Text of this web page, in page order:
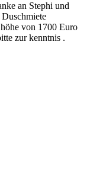
an Stephi und
von 1700 Euro
zur kenntnis .